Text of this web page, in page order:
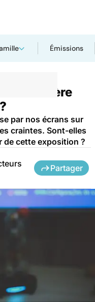
Émissions
la lumière
par nos écrans sur
craintes. Sont-elles
de cette exposition ?
Partager